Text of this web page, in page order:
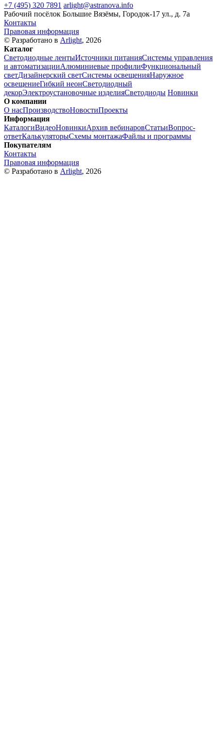
+7 (495) 320 7891 arlight@astranova.info
Рабочий посёлок Большие Вязёмы, Городок-17 ул., д. 7а
Контакты
Правовая информация
© Разработано в Arlight, 2026
Каталог
Светодиодные лентыИсточники питанияСистемы управления
и автоматизацииАлюминиевые профилиФункциональный
светДизайнерский светСистемы освещенияНаружное
освещениеГибкий неонСветодиодный
декорЭлектроустановочные изделияСветодиоды Новинки
О компании
О насПроизводствоНовостиПроекты
Информация
КаталогиВидеоНовинкиАрхив вебинаровСтатьиВопрос-
ответКалькуляторыСхемы монтажаФайлы и программы
Покупателям
Контакты
Правовая информация
© Разработано в Arlight, 2026